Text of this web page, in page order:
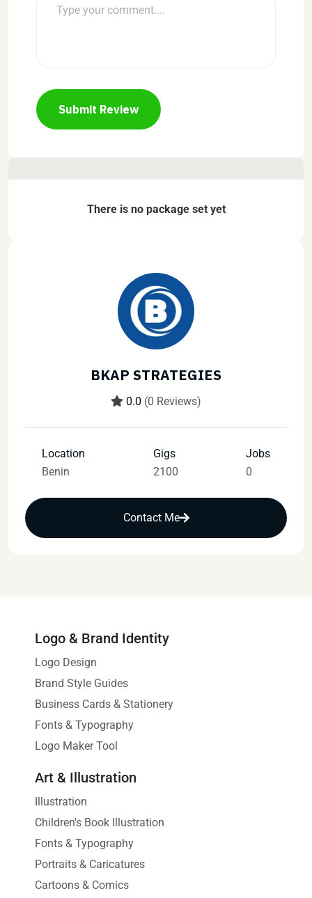
Submit Review
There is no package set yet
BKAP STRATEGIES
0.0 (0 Reviews)
Location
Benin
Gigs
2100
Jobs
0
Contact Me
Logo & Brand Identity
Logo Design
Brand Style Guides
Business Cards & Stationery
Fonts & Typography
Logo Maker Tool
Art & Illustration
Illustration
Children's Book Illustration
Fonts & Typography
Portraits & Caricatures
Cartoons & Comics